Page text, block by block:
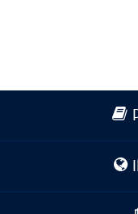
Más información